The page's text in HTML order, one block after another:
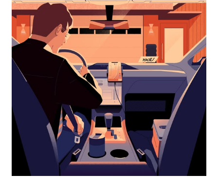
ouvrir
le
calendrier
sélectionner
une
date.
Appuyez
sur
touche
pour
fermer
le
calendrier.